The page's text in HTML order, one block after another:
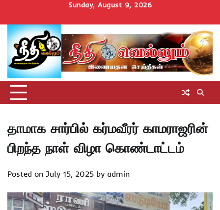
content
Sunday, August 9, 2026
Homeசெய்திகள்
தமிழ்நாடுமாவட்டச்செய்திகள்
அரசியல்ஆன்மிகம்
சட்டம்
அறிவோம்
சினிமாUncategorized
தாமாக சார்பில் கர்மவீரர் காமராஜரின்
பிறந்த நாள் விழா கொண்டாட்டம்
Posted on July 15, 2025 by admin